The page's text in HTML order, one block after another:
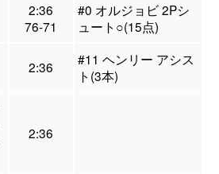
2:36
76-71
#0 オルジョビ 2Pシ
ュート○(15点)
2:36
#11 ヘンリー アシス
ト(3本)
2:36